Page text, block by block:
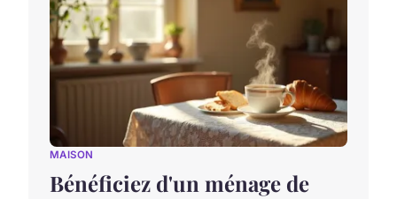
MAISON
Bénéficiez d'un ménage de